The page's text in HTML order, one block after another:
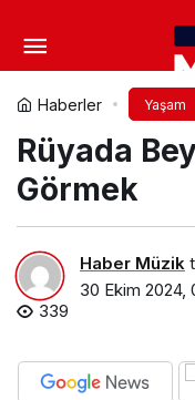
Haberler Yaşam
Rüyada
Görmek​
Haber Müzik
30 Ekim 2024,
339
Görmek​Yorum Yap